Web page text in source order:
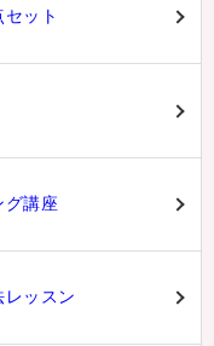
ット
グ講座
ッスン